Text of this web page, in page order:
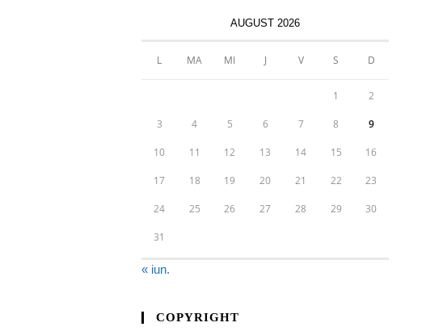
AUGUST 2026
L MA MI J V S D
1 2
3 4 5 6 7 8 9
10 11 12 13 14 15 16
17 18 19 20 21 22 23
24 25 26 27 28 29 30
31
« iun.
COPYRIGHT